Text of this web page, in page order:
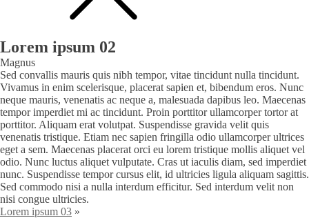
Lorem ipsum 02
Magnus
Sed convallis mauris quis nibh tempor, vitae tincidunt nulla tincidunt.
Vivamus in enim scelerisque, placerat sapien et, bibendum eros. Nunc
neque mauris, venenatis ac neque a, malesuada dapibus leo. Maecenas
tempor imperdiet mi ac tincidunt. Proin porttitor ullamcorper tortor at
porttitor. Aliquam erat volutpat. Suspendisse gravida velit quis
venenatis tristique. Etiam nec sapien fringilla odio ullamcorper ultrices
eget a sem. Maecenas placerat orci eu lorem tristique mollis aliquet vel
odio. Nunc luctus aliquet vulputate. Cras ut iaculis diam, sed imperdiet
nunc. Suspendisse tempor cursus elit, id ultricies ligula aliquam sagittis.
Sed commodo nisi a nulla interdum efficitur. Sed interdum velit non
nisi congue ultricies.
Lorem ipsum 03 »